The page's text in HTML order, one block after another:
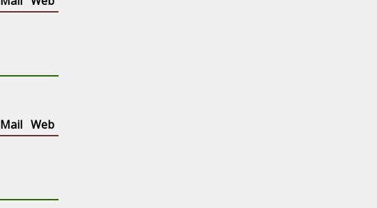
Mail Web